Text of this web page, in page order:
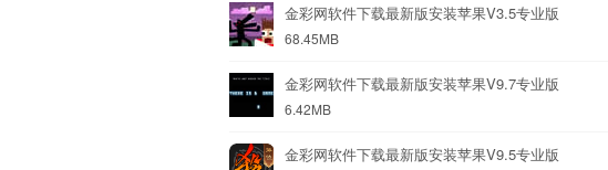
金彩网软件下载最新版安装苹果V3.5专业版
68.45MB
金彩网软件下载最新版安装苹果V9.7专业版
6.42MB
金彩网软件下载最新版安装苹果V9.5专业版